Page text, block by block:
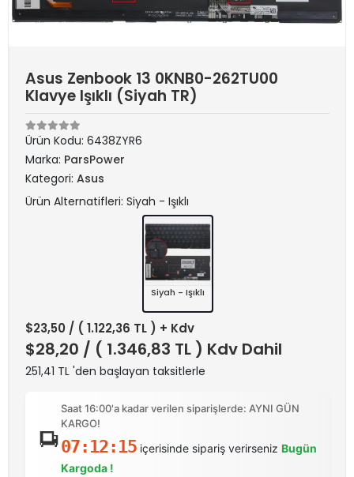
Asus Zenbook 13 0KNB0-262TU00
Klavye Işıklı (Siyah TR)
Ürün Kodu: 6438ZYR6
Marka: ParsPower
Kategori: Asus
Ürün Alternatifleri: Siyah - Işıklı
Siyah - Işıklı
$23,50 / ( 1.122,36 TL ) + Kdv
$28,20 / ( 1.346,83 TL ) Kdv Dahil
251,41 TL 'den başlayan taksitlerle
Saat 16:00'a kadar verilen siparişlerde: AYNI GÜN
KARGO!
07:12:15içerisinde sipariş verirseniz Bugün
Kargoda !